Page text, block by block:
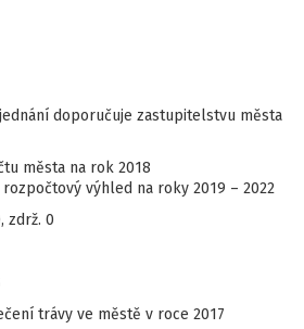
doporučuje zastupitelstvu města
města na rok 2018
výhled na roky 2019 – 2022
zdrž. 0
trávy ve městě v roce 2017